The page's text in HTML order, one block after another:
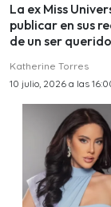
La ex Miss
publicar en sus
de un ser
Katherine Torres
10 julio, 2026 a las